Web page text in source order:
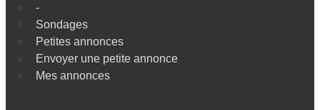
-
Sondages
Petites annonces
Envoyer une petite annonce
Mes annonces